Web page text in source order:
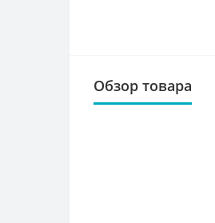
Обзор товара